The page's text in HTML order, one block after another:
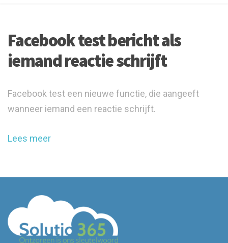
Facebook test bericht als
iemand reactie schrijft
Facebook test een nieuwe functie, die aangeeft
wanneer iemand een reactie schrijft.
Lees meer